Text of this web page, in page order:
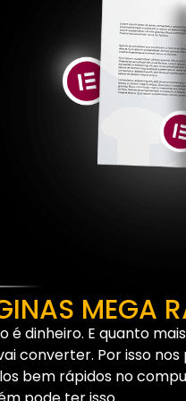
MEGA
é dinheiro. E quanto
converter. Por isso
bem rápidos no